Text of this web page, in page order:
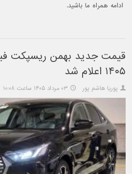
ادامه همراه ما باشید.
قیمت جدید بهمن ریسپکت
۱۴۰۵ اعلام شد
پوریا هاشم پور ۰۳ مرداد ۱۴۰۵ ساعت ۱۰:۰۸